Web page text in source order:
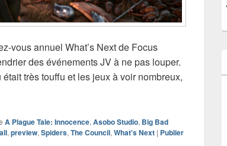
vous annuel What’s Next de Focus
des événements JV à ne pas louper.
très touffu et les jeux à voir nombreux,
rendu de l’événement What’s Next 2018 de Focus
A Plague Tale: Innocence, Asobo Studio, Big Bad
, preview, Spiders, The Council, What's Next | Publier